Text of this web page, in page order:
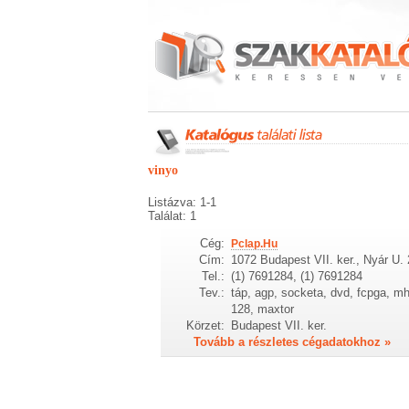
vinyo
Listázva: 1-1
Találat: 1
Cég: Pclap.Hu
Cím: 1072 Budapest VII. ker., Nyár U.
Tel.: (1) 7691284, (1) 7691284
Tev.: táp, agp, socketa, dvd, fcpga,
128, maxtor
Körzet: Budapest VII. ker.
Tovább a részletes cégadatokhoz »